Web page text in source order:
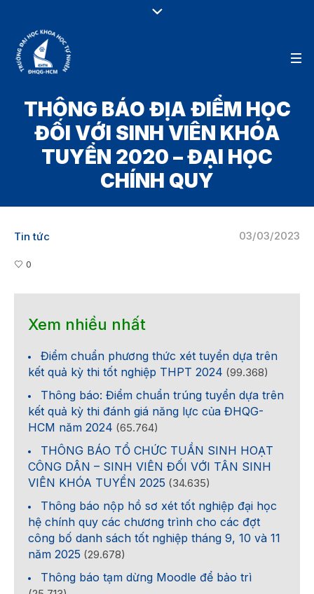
THÔNG BÁO ĐỊA ĐIỂM HỌC
ĐỐI VỚI SINH VIÊN KHÓA
TUYỂN 2020 – ĐẠI HỌC
CHÍNH QUY
03/03/2023
Tin tức
0
Xem nhiều nhất
Điểm chuẩn phương thức xét tuyển dựa trên
kết quả kỳ thi tốt nghiệp THPT 2024 (99.368)
Thông báo: Điểm chuẩn trúng tuyển dựa trên
kết quả kỳ thi đánh giá năng lực của ĐHQG-
HCM năm 2024 (65.764)
THÔNG BÁO TỔ CHỨC TUẦN SINH HOẠT
CÔNG DÂN – SINH VIÊN ĐỐI VỚI TÂN SINH
VIÊN KHÓA TUYỂN 2025 (34.635)
Thông báo nộp hồ sơ xét tốt nghiệp đại học
hệ chính quy các chương trình cho các đợt
công bố danh sách tốt nghiệp tháng 9, 10 và 11
năm 2025 (29.678)
Thông báo tạm dừng Moodle để bảo trì